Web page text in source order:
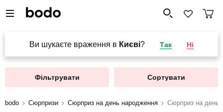
Ви шукаєте враження в Києві? Так Ні
Фільтрувати Сортувати
bodo Сюрпризи Сюрприз на день народження Сюрприз на день